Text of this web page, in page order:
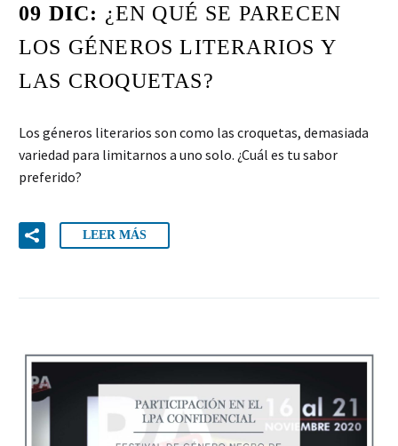
09 DIC: ¿EN QUÉ SE PARECEN
LOS GÉNEROS LITERARIOS Y
LAS CROQUETAS?
Los géneros literarios son como las croquetas, demasiada
variedad para limitarnos a uno solo. ¿Cuál es tu sabor
preferido?
LEER MÁS